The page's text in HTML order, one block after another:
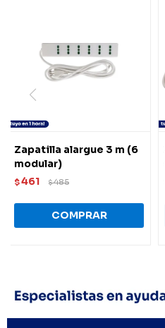
Zapatilla alargue 3 m (6
modular)
$461 $485